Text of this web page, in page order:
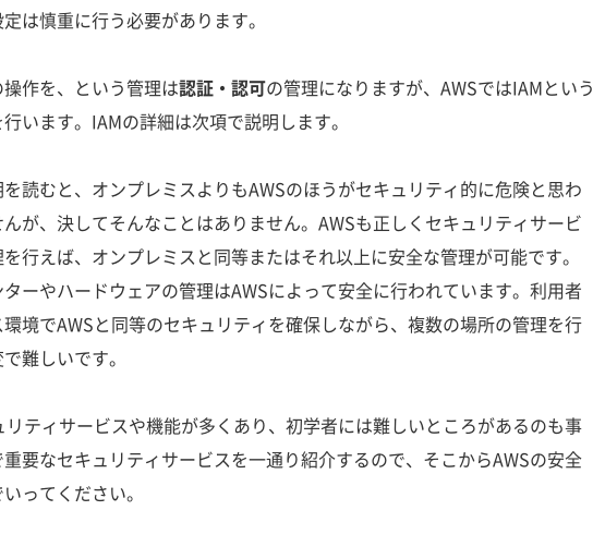
は慎重に行う必要があります。
作を、という管理は認証・認可の管理になりますが、AWSではIAMという
います。IAMの詳細は次項で説明します。
読むと、オンプレミスよりもAWSのほうがセキュリティ的に危険と思わ
が、決してそんなことはありません。AWSも正しくセキュリティサービ
行えば、オンプレミスと同等またはそれ以上に安全な管理が可能です。
ーやハードウェアの管理はAWSによって安全に行われています。利用者
境でAWSと同等のセキュリティを確保しながら、複数の場所の管理を行
難しいです。
ティサービスや機能が多くあり、初学者には難しいところがあるのも事
要なセキュリティサービスを一通り紹介するので、そこからAWSの安全
ってください。